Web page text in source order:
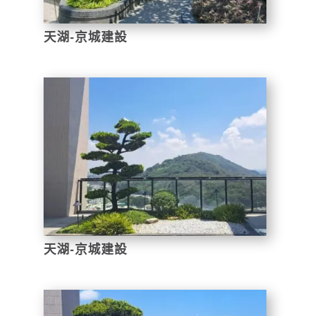
天湖-京城建設
天湖-京城建設